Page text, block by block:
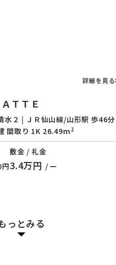
詳細を見る
ＴＴＥ
水２ | ＪＲ仙山線/山形駅 歩46分
間取り 1K 26.49m 2
敷金 / 礼金
3.4万円 / ー
っとみる